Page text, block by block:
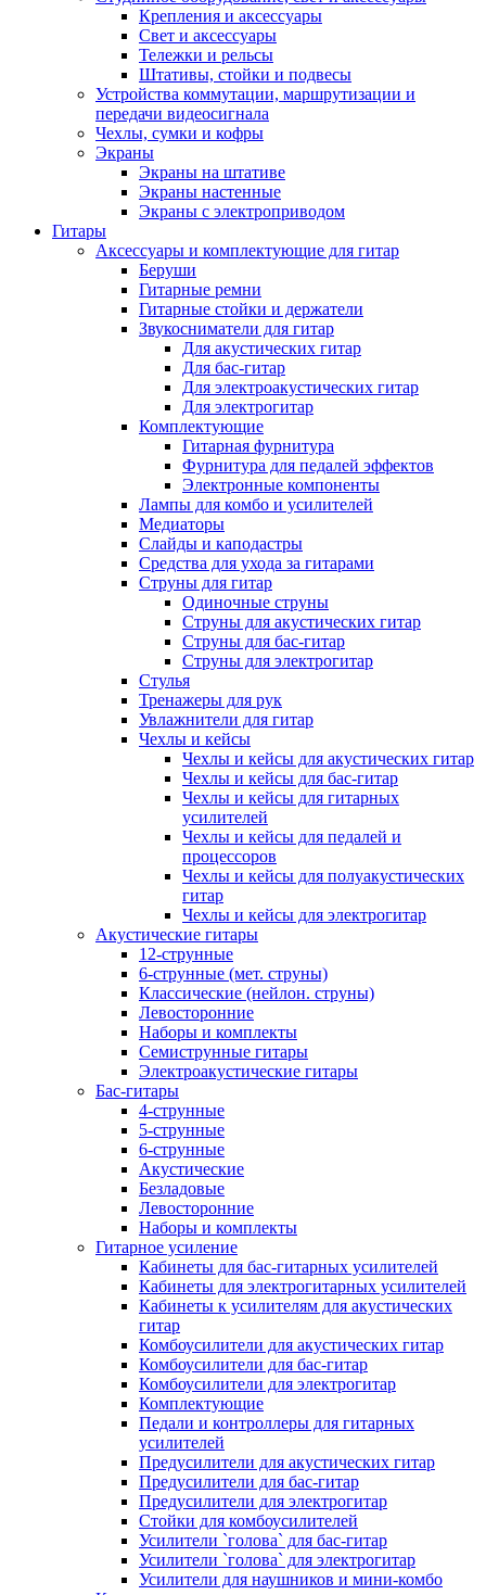
Крепления и аксессуары
Свет и аксессуары
Тележки и рельсы
Штативы, стойки и подвесы
Устройства коммутации, маршрутизации и
передачи видеосигнала
Чехлы, сумки и кофры
Экраны
Экраны на штативе
Экраны настенные
Экраны с электроприводом
Гитары
Аксессуары и комплектующие для гитар
Беруши
Гитарные ремни
Гитарные стойки и держатели
Звукосниматели для гитар
Для акустических гитар
Для бас-гитар
Для электроакустических гитар
Для электрогитар
Комплектующие
Гитарная фурнитура
Фурнитура для педалей эффектов
Электронные компоненты
Лампы для комбо и усилителей
Медиаторы
Слайды и каподастры
Средства для ухода за гитарами
Струны для гитар
Одиночные струны
Струны для акустических гитар
Струны для бас-гитар
Струны для электрогитар
Стулья
Тренажеры для рук
Увлажнители для гитар
Чехлы и кейсы
Чехлы и кейсы для акустических гитар
Чехлы и кейсы для бас-гитар
Чехлы и кейсы для гитарных
усилителей
Чехлы и кейсы для педалей и
процессоров
Чехлы и кейсы для полуакустических
гитар
Чехлы и кейсы для электрогитар
Акустические гитары
12-струнные
6-струнные (мет. струны)
Классические (нейлон. струны)
Левосторонние
Наборы и комплекты
Семиструнные гитары
Электроакустические гитары
Бас-гитары
4-струнные
5-струнные
6-струнные
Акустические
Безладовые
Левосторонние
Наборы и комплекты
Гитарное усиление
Кабинеты для бас-гитарных усилителей
Кабинеты для электрогитарных усилителей
Кабинеты к усилителям для акустических
гитар
Комбоусилители для акустических гитар
Комбоусилители для бас-гитар
Комбоусилители для электрогитар
Комплектующие
Педали и контроллеры для гитарных
усилителей
Предусилители для акустических гитар
Предусилители для бас-гитар
Предусилители для электрогитар
Стойки для комбоусилителей
Усилители `голова` для бас-гитар
Усилители `голова` для электрогитар
Усилители для наушников и мини-комбо